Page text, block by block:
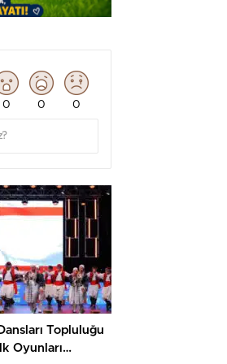
0 0 0
Topluluğu
Oyunları